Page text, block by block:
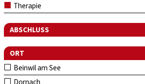
Therapie
ABSCHLUSS
ORT
Beinwil am See